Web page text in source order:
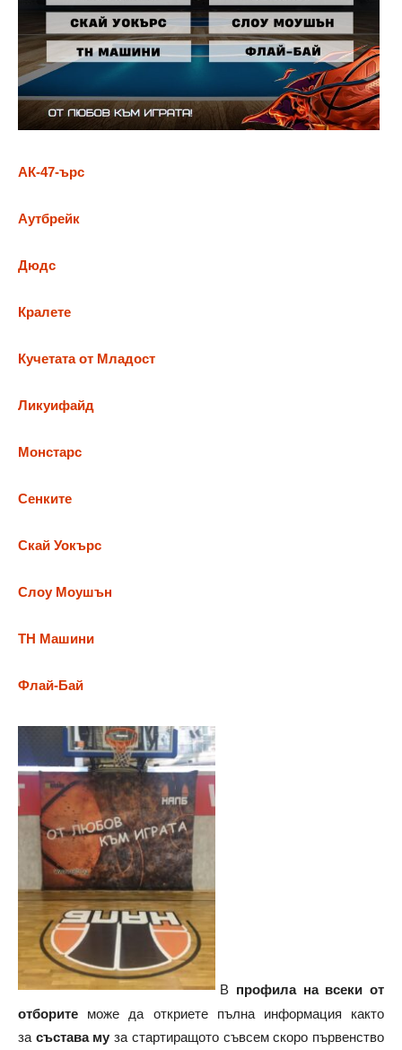
АК-47-ърс
Аутбрейк
Дюдс
Кралете
Кучетата от Младост
Ликуифайд
Монстарс
Сенките
Скай Уокърс
Слоу Моушън
ТН Машини
Флай-Бай
В профила на всеки от
отборите може да откриете пълна информация както
за състава му за стартиращото съвсем скоро първенство